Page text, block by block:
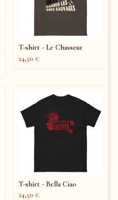
T-shirt - Le Chasseur
24,50 €
T-shirt - Bella Ciao
24,50 €